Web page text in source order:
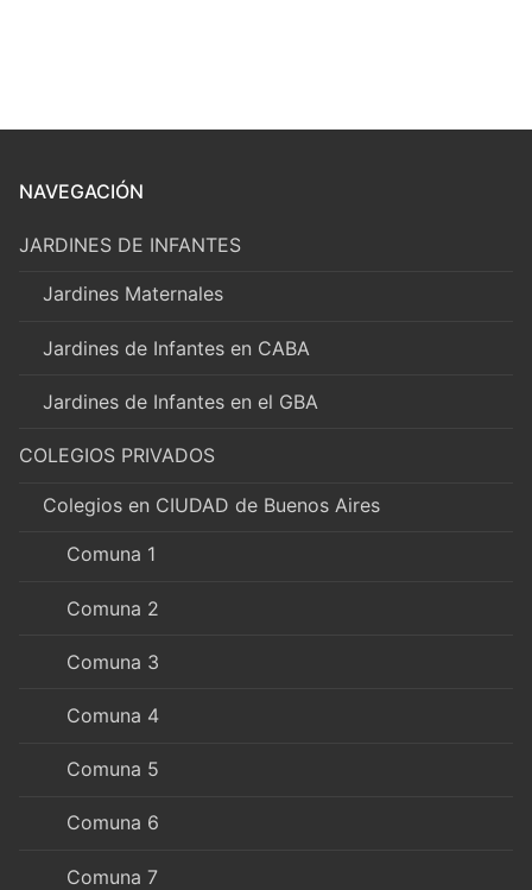
NAVEGACIÓN
JARDINES DE INFANTES
Jardines Maternales
Jardines de Infantes en CABA
Jardines de Infantes en el GBA
COLEGIOS PRIVADOS
Colegios en CIUDAD de Buenos Aires
Comuna 1
Comuna 2
Comuna 3
Comuna 4
Comuna 5
Comuna 6
Comuna 7